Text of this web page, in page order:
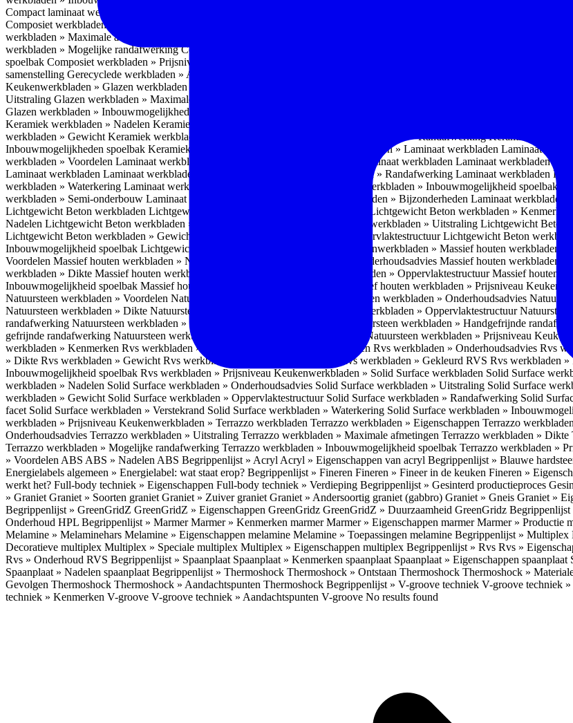
Compact laminaat werkbladen » Kenmerken
Composiet werkbladen »
Composiet werkbladen » Eigenschappen
werkbladen » Maximale afmetingen
werkbladen » Mogelijke randafwerkingComposiet werkbladen » Waterkering
spoelbak Composiet werkbladen » Prijsniveau
samenstelling Gerecyclede werkbladen » Aandachtspunten / verdieping
Keukenwerkbladen » Glazen werkbladen
Uitstraling Glazen werkbladen » Maximale afmetingen
Glazen werkbladen » Inbouwmogelijkheden spoelbak
Keramiek werkbladen » Nadelen Keramiek werkbladen » Onderhoudsadvies
werkbladen » Gewicht Keramiek werkbladen » Oppervlaktestructuur Keramiek werkbladen » RandafwerkingKeramiek
Inbouwmogelijkheden spoelbak Keramiek werkbladen » Prijsniveau Keukenwerkbladen » Laminaat werkbladen Laminaat
werkbladen » Voordelen Laminaat werkbladen
Laminaat werkbladen » Nadelen Laminaat werkbladen Laminaat werkbladen »
Laminaat werkbladen Laminaat werkbladen » Randafwerking Laminaat werkbladen » Randafwerking Laminaat werkbladen
werkbladen » Waterkering Laminaat werkbladen » Afgeronde voorkant Laminaat werkbladen » Inbouwmogelijkheid spoelbak
werkbladen » Semi-onderbouw Laminaat werkbladen » Opbouw Laminaat werkbladen » Bijzonderheden Laminaat werkbladen
Lichtgewicht Beton werkbladen Lichtgewicht Beton werkbladen » Eigenschappen Lichtgewicht Beton werkbladen » Kenmerken
Nadelen Lichtgewicht Beton werkbladen » Onderhoudsadvies Lichtgewicht Beton werkbladen » Uitstraling Lichtgewicht Beton
Lichtgewicht Beton werkbladen » Gewicht
Lichtgewicht Beton werkbladen » OppervlaktestructuurLichtgewicht Beton
Inbouwmogelijkheid spoelbak Lichtgewicht Beton werkbladen » Prijsniveau Keukenwerkbladen » Massief houten werkbladen
Voordelen Massief houten werkbladen » Nadelen Massief houten werkbladen » Onderhoudsadvies Massief houten werkbladen »
werkbladen » Dikte Massief houten werkbladen » Gewicht Massief houten werkbladen » OppervlaktestructuurMassief houten
Inbouwmogelijkheid spoelbak Massief houten werkbladen » Bijzonderheden Massief houten werkbladen » Prijsniveau
Natuursteen werkbladen » Voordelen Natuursteen werkbladen » Nadelen Natuursteen werkbladen » Onderhoudsadvies
Natuursteen werkbladen » Dikte Natuursteen werkbladen » Gewicht Natuursteen werkbladen » Oppervlaktestructuur
randafwerking Natuursteen werkbladen » Machinaal gefrijnde randafwerking Natuursteen werkbladen » Handgefrijnde
gefrijnde randafwerking Natuursteen werkbladen » Inbouwmogelijkheid spoelbak Natuursteen werkbladen » Prijsniveau
werkbladen » Kenmerken Rvs werkbladen » Voordelen Rvs werkbladen » Nadelen Rvs werkbladen » Onderhoudsadvies Rvs
» Dikte Rvs werkbladen » Gewicht Rvs werkbladen » Oppervlaktestructuur Rvs werkbladen » Gekleurd RVS Rvs werkbladen »
Inbouwmogelijkheid spoelbak Rvs werkbladen » PrijsniveauKeukenwerkbladen » Solid Surface werkbladen Solid Surface
werkbladen » Nadelen Solid Surface werkbladen » Onderhoudsadvies Solid Surface werkbladen » Uitstraling Solid Surface
werkbladen » Gewicht Solid Surface werkbladen » Oppervlaktestructuur Solid Surface werkbladen » Randafwerking Solid
facet Solid Surface werkbladen » Verstekrand Solid Surface werkbladen » Waterkering Solid Surface werkbladen »
werkbladen » Prijsniveau Keukenwerkbladen » Terrazzo werkbladen Terrazzo werkbladen » Eigenschappen Terrazzo
Onderhoudsadvies Terrazzo werkbladen » Uitstraling Terrazzo werkbladen » Maximale afmetingen Terrazzo werkbladen » Dikte
Terrazzo werkbladen » Mogelijke randafwerking Terrazzo werkbladen » Inbouwmogelijkheid spoelbak Terrazzo werkbladen »
» Voordelen ABS ABS » Nadelen ABS Begrippenlijst » Acryl Acryl » Eigenschappen van acryl Begrippenlijst » Blauwe
Energielabels algemeen » Energielabel: wat staat erop? Begrippenlijst » Fineren Fineren » Fineer in de keuken Fineren »
werkt het? Full-body techniek » Eigenschappen Full-body techniek » Verdieping Begrippenlijst » Gesinterd productieproces
» Graniet Graniet » Soorten graniet Graniet » Zuiver graniet Graniet » Andersoortig graniet (gabbro) Graniet » Gneis Graniet »
Begrippenlijst » GreenGridZ GreenGridZ » Eigenschappen GreenGridz GreenGridZ » Duurzaamheid GreenGridz
Onderhoud HPL Begrippenlijst » MarmerMarmer » Kenmerken marmerMarmer » Eigenschappen marmerMarmer » Productie
Melamine » Melaminehars Melamine » Eigenschappen melamine Melamine » Toepassingen melamine Begrippenlijst » Multiplex
Decoratieve multiplex Multiplex » Speciale multiplex Multiplex » Eigenschappen multiplex Begrippenlijst » Rvs Rvs »
Rvs » Onderhoud RVS Begrippenlijst » Spaanplaat Spaanplaat » Kenmerken spaanplaat Spaanplaat » Eigenschappen spaanplaat
Spaanplaat » Nadelen spaanplaat Begrippenlijst » Thermoshock Thermoshock » Ontstaan Thermoshock Thermoshock »
Gevolgen Thermoshock Thermoshock » Aandachtspunten Thermoshock Begrippenlijst » V-groove techniek V-groove techniek »
techniek » Kenmerken V-groove V-groove techniek » Aandachtspunten V-groove No results found